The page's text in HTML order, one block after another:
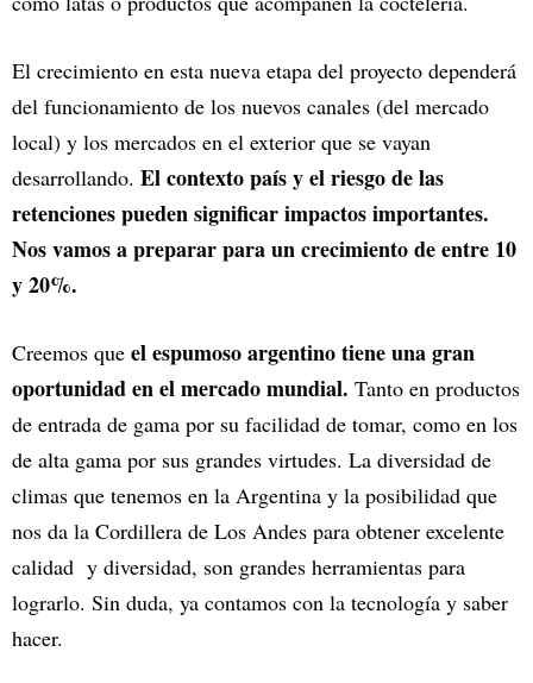
El crecimiento en esta nueva etapa del proyecto dependerá
del funcionamiento de los nuevos canales (del mercado
local) y los mercados en el exterior que se vayan
desarrollando. El contexto país y el riesgo de las
retenciones pueden significar impactos importantes.
Nos vamos a preparar para un crecimiento de entre 10
y 20%.
Creemos que el espumoso argentino tiene una gran
oportunidad en el mercado mundial. Tanto en productos
de entrada de gama por su facilidad de tomar, como en los
de alta gama por sus grandes virtudes. La diversidad de
climas que tenemos en la Argentina y la posibilidad que
nos da la Cordillera de Los Andes para obtener excelente
calidad y diversidad, son grandes herramientas para
lograrlo. Sin duda, ya contamos con la tecnología y saber
hacer.